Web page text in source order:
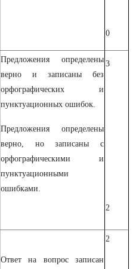
0
Предложения определены
верно и записаны без
орфографических и
пунктуационных ошибок.
Предложения определены
верно, но записаны с
орфографическими и
пунктуационными
ошибками.
3
2
Ответ на вопрос записан
2